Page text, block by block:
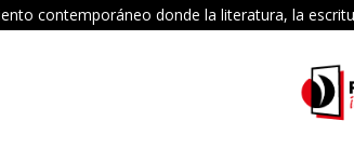
contemporáneo donde la literatura, la